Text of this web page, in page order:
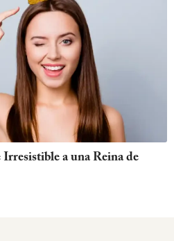
a una Reina de